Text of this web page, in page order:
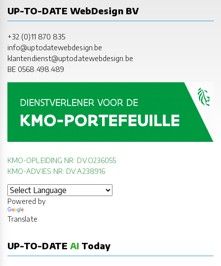
UP-TO-DATE WebDesign BV
+32 (0)11 870 835
info@uptodatewebdesign.be
klantendienst@uptodatewebdesign.be
BE 0568.498.489
KMO-OPLEIDING NR: DV.O236055
KMO-ADVIES NR: DV.A238916
Powered by
Translate
UP-TO-DATE AI Today